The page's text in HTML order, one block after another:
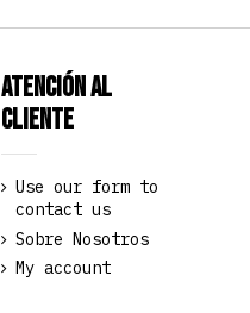
Atención al
Cliente
Use our form to
contact us
Sobre Nosotros
My account